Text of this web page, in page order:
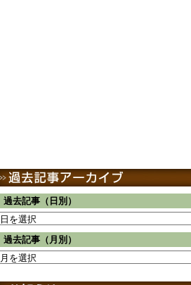
過去記事（日別）
過去記事（月別）